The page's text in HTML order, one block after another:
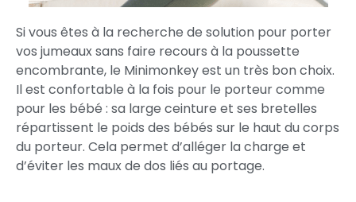
Si vous êtes à la recherche de solution pour porter
vos jumeaux sans faire recours à la poussette
encombrante, le Minimonkey est un très bon choix.
Il est confortable à la fois pour le porteur comme
pour les bébé : sa large ceinture et ses bretelles
répartissent le poids des bébés sur le haut du corps
du porteur. Cela permet d’alléger la charge et
d’éviter les maux de dos liés au portage.